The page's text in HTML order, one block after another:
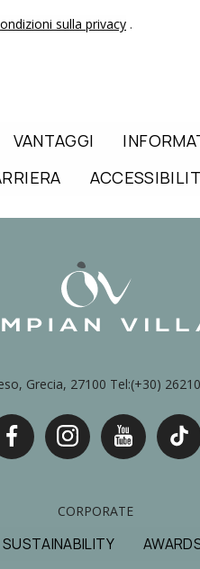
sulla privacy .
VANTAGGI
Grecia, 27100 Tel:(+30)
CORPORATE
SUSTAINABILITY